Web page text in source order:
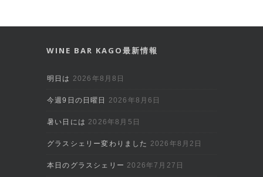
WINE BAR KAGO最新情報
明日は 2026年8月8日
今週9日の日曜日 2026年8月6日
暑い日には 2026年8月5日
グラスシェリー変わりました 2026年8月2日
本日のグラスシェリー 2026年7月27日